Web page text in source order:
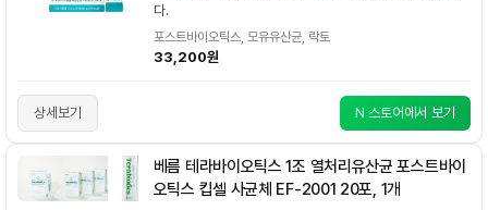
다.
포스트바이오틱스, 모유유산균, 락토
33,200원
상세보기 N 스토어에서 보기
베름 테라바이오틱스 1조 열처리유산균 포스트바이
오틱스 킵셀 사균체 EF-2001 20포, 1개